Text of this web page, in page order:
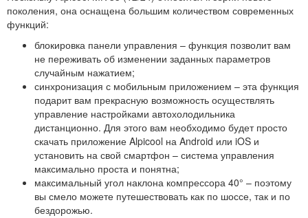
поколения, она оснащена большим количеством современных
функций:
блокировка панели управления – функция позволит вам
не переживать об изменении заданных параметров
случайным нажатием;
синхронизация с мобильным приложением – эта функция
подарит вам прекрасную возможность осуществлять
управление настройками автохолодильника
дистанционно. Для этого вам необходимо будет просто
скачать приложение Alpicool на Android или iOS и
установить на свой смартфон – система управления
максимально проста и понятна;
максимальный угол наклона компрессора 40° – поэтому
вы смело можете путешествовать как по шоссе, так и по
бездорожью.